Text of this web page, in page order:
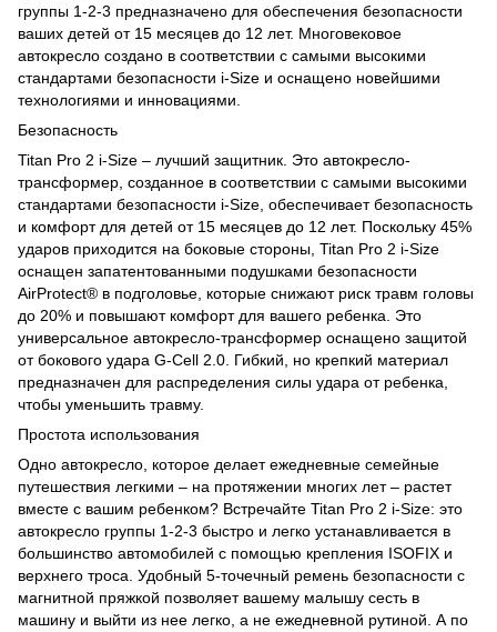
группы 1-2-3 предназначено для обеспечения безопасности
ваших детей от 15 месяцев до 12 лет. Многовековое
автокресло создано в соответствии с самыми высокими
стандартами безопасности i-Size и оснащено новейшими
технологиями и инновациями.
Безопасность
Titan Pro 2 i-Size – лучший защитник. Это автокресло-
трансформер, созданное в соответствии с самыми высокими
стандартами безопасности i-Size, обеспечивает безопасность
и комфорт для детей от 15 месяцев до 12 лет. Поскольку 45%
ударов приходится на боковые стороны, Titan Pro 2 i-Size
оснащен запатентованными подушками безопасности
AirProtect® в подголовье, которые снижают риск травм головы
до 20% и повышают комфорт для вашего ребенка. Это
универсальное автокресло-трансформер оснащено защитой
от бокового удара G-Cell 2.0. Гибкий, но крепкий материал
предназначен для распределения силы удара от ребенка,
чтобы уменьшить травму.
Простота использования
Одно автокресло, которое делает ежедневные семейные
путешествия легкими – на протяжении многих лет – растет
вместе с вашим ребенком? Встречайте Titan Pro 2 i-Size: это
автокресло группы 1-2-3 быстро и легко устанавливается в
большинство автомобилей с помощью крепления ISOFIX и
верхнего троса. Удобный 5-точечный ремень безопасности с
магнитной пряжкой позволяет вашему малышу сесть в
машину и выйти из нее легко, а не ежедневной рутиной. А по